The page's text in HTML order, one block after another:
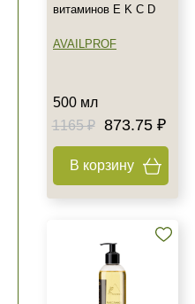
витаминов E K C D
AVAILPROF
500 мл
1165 ₽
873.75 ₽
В корзину